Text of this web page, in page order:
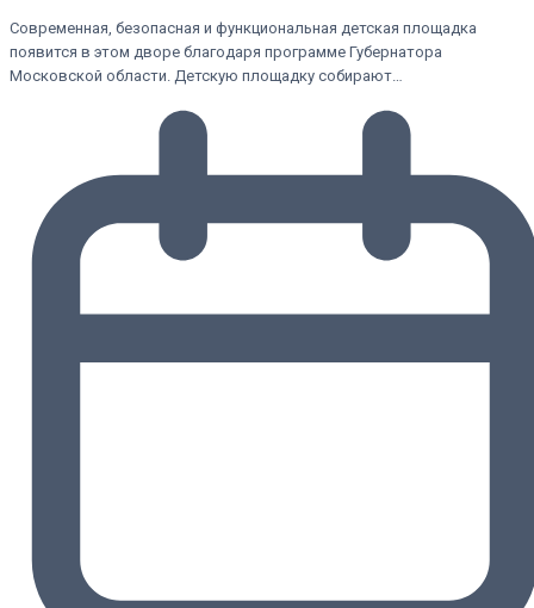
Современная, безопасная и функциональная детская площадка
появится в этом дворе благодаря программе Губернатора
Московской области. Детскую площадку собирают…